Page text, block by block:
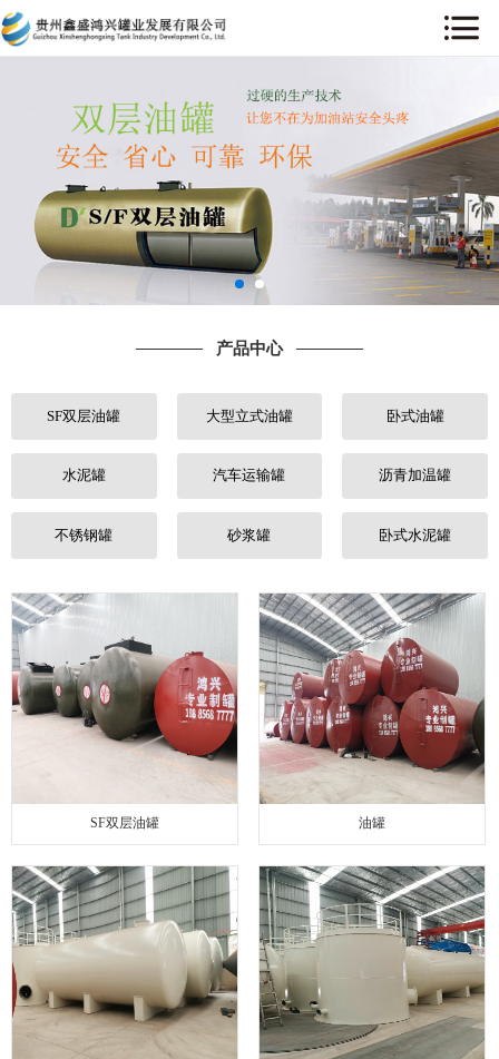
产品中心
SF双层油罐 大型立式油罐 卧式油罐
水泥罐 汽车运输罐 沥青加温罐
不锈钢罐 砂浆罐 卧式水泥罐
SF双层油罐 油罐
关于我们
产品中心
工程案例
售后服务
行业动态
人才招聘
联系我们